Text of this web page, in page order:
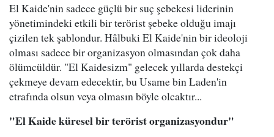
El Kaide'nin sadece güçlü bir suç şebekesi liderinin
yönetimindeki etkili bir terörist şebeke olduğu imajı
çizilen tek şablondur. Hâlbuki El Kaide'nin bir ideoloji
olması sadece bir organizasyon olmasından çok daha
ölümcüldür. "El Kaidesizm" gelecek yıllarda destekçi
çekmeye devam edecektir, bu Usame bin Laden'in
etrafında olsun veya olmasın böyle olcaktır...
"El Kaide küresel bir terörist organizasyondur"